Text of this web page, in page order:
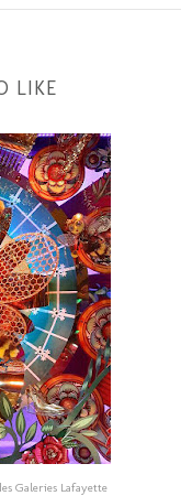
LIKE
Galeries Lafayette